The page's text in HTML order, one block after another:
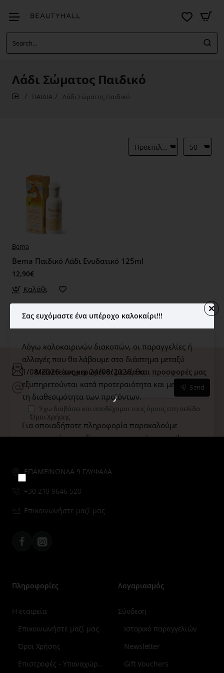
Σας ευχόμαστε ένα υπέροχο καλοκαίρι!!!
Λόγω καλοκαιρινών διακοπών, οι παραγγελίες ή
αλλαγές που θα λάβουμε στο διάστημα μεταξύ
1/08/2026 έως και 24/08/2026,θα
εξυπηρετούνται κατά προτεραιότητα και με βάση
τη διαθεσιμότητα των προϊόντων.
Για οποιαδήποτε πληροφορία παρακαλούμε
επικοινωνήστε μαζί μας στο παρακάτω email:
Μην το ξαναδείς.
Search...
Λάδι Σώματος Παιδικό
ΠΑΙΔΙΑ Λάδι Σώματος Παιδικό
Bema
Bema Παιδικό Λάδι Ενυδατικό 125ml
12,90€
Καλάθι
Εμφάνιση 1 έως 1 από 1 (1 Σελ.)
Μείνετε ενημερωμένοι με νέα και προσφορές μας
Send
Έχω διαβάσει και αποδέχομαι τους όρους στη σελίδα
Όροι Χρήσης
ΕΠΑΜΕΙΝΩΝΔΑ 9 ΓΛΥΦΑΔΑ
+30 210 9646 520
Επικοινωνήστε μαζί μας
FacebookInstagram
Πληροφορίες
Η εταιρεία
Επικοινωνήστε μαζί μας
Όροι Χρήσης
Επιστροφές - Υπαναχώρηση
Λογαριασμός
Σύνδεση
Ιστορικό παραγγελιών
Newsletter
Gift Vouchers